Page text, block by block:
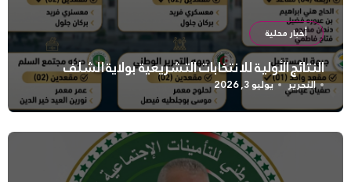
أخبار محلية
النتائج الأولية للانتخابات التشريعية بولاية الشلف
التحرير يوليو 3, 2026